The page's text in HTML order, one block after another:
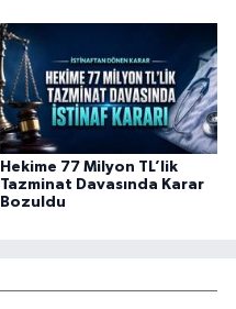
Hekime 77 Milyon TL’lik
Tazminat Davasında Karar
Bozuldu